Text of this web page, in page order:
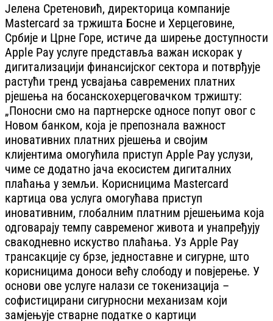
Јелена Сретеновић, директорица компаније
Mastercard за тржишта Босне и Херцеговине,
Србије и Црне Горе, истиче да ширење доступности
Apple Pay услуге представља важан искорак у
дигитализацији финансијског сектора и потврђује
растући тренд усвајања савремених платних
рјешења на босанскохерцеговачком тржишту:
„Поносни смо на партнерске односе попут овог с
Новом банком, која је препознала важност
иновативних платних рјешења и својим
клијентима омогућила приступ Apple Pay услузи,
чиме се додатно јача екосистем дигиталних
плаћања у земљи. Корисницима Mastercard
картица ова услуга омогућава приступ
иновативним, глобалним платним рјешењима која
одговарају темпу савременог живота и унапређују
свакодневно искуство плаћања. Уз Apple Pay
трансакције су брзе, једноставне и сигурне, што
корисницима доноси већу слободу и повјерење. У
основи ове услуге налази се токенизација –
софистицирани сигурносни механизам који
замјењује стварне податке о картици